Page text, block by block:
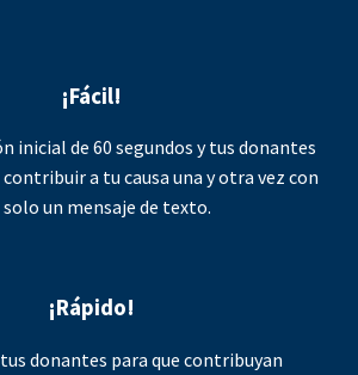
¡Fácil!
inicial de 60 segundos y tus donantes
a tu causa una y otra vez con
un mensaje de texto.
¡Rápido!
donantes para que contribuyan